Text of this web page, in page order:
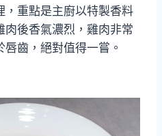
，重點是主廚以特製香料
後香氣濃烈，雞肉非常
齒，絕對值得一嘗。